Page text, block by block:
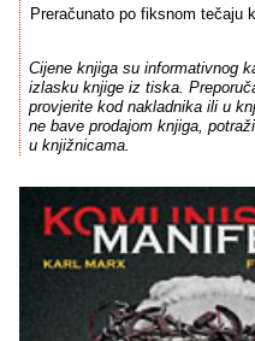
Preračunato po fiksnom tečaju
Cijene knjiga su informativnog
izlasku knjige iz tiska.
provjerite kod nakladnika ili u
ne bave prodajom knjiga,
u knjižnicama.